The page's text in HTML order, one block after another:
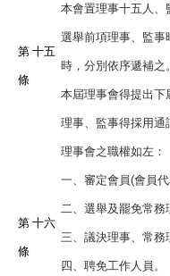
第 十五
條
本會置理事十五人
選舉前項理事、監事
時，分別依序遞補之。
本屆理事會得提出下
理事、監事得採用通
第 十六
條
理事會之職權如左：
一、審定會員(會員代
二、選舉及罷免常務
三、議決理事、常務
四、聘免工作人員。